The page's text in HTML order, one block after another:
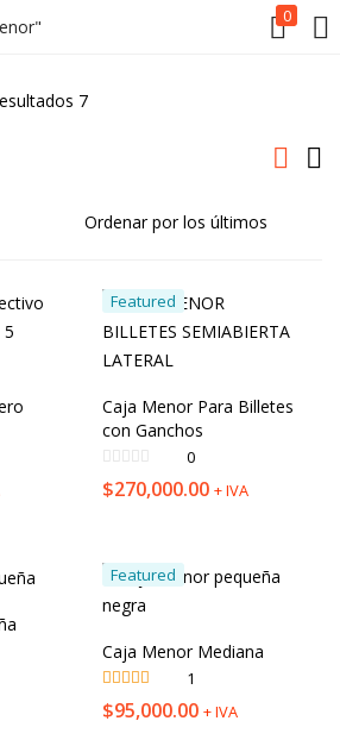
0
Lost password?
7
Featured
Caja Menor Para Billetes
con Ganchos
0
$270,000.00 + IVA
Featured
Caja Menor Mediana
5.00de 5
1
$95,000.00 + IVA